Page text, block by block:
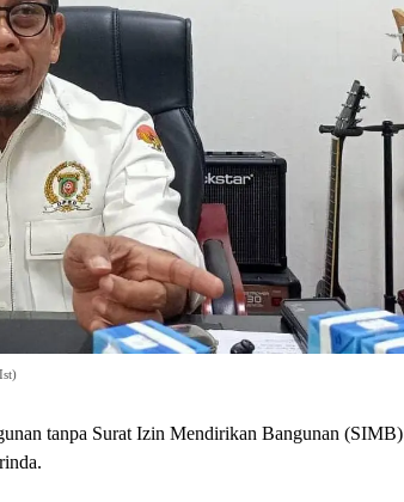
tanpa Surat Izin Mendirikan Bangunan (SIMB)